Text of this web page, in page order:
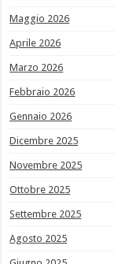
Maggio 2026
Aprile 2026
Marzo 2026
Febbraio 2026
Gennaio 2026
Dicembre 2025
Novembre 2025
Ottobre 2025
Settembre 2025
Agosto 2025